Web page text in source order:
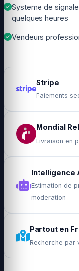
Systeme de
quelques heures
Vendeurs
Stripe
Paiements
Mondial
Livraison en
Intelligence
Estimation de
moderation
Partout en
Recherche par